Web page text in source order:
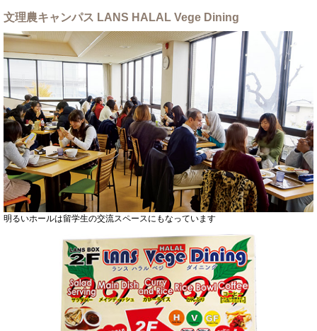
文理農キャンパス LANS HALAL Vege Dining
明るいホールは留学生の交流スペースにもなっています